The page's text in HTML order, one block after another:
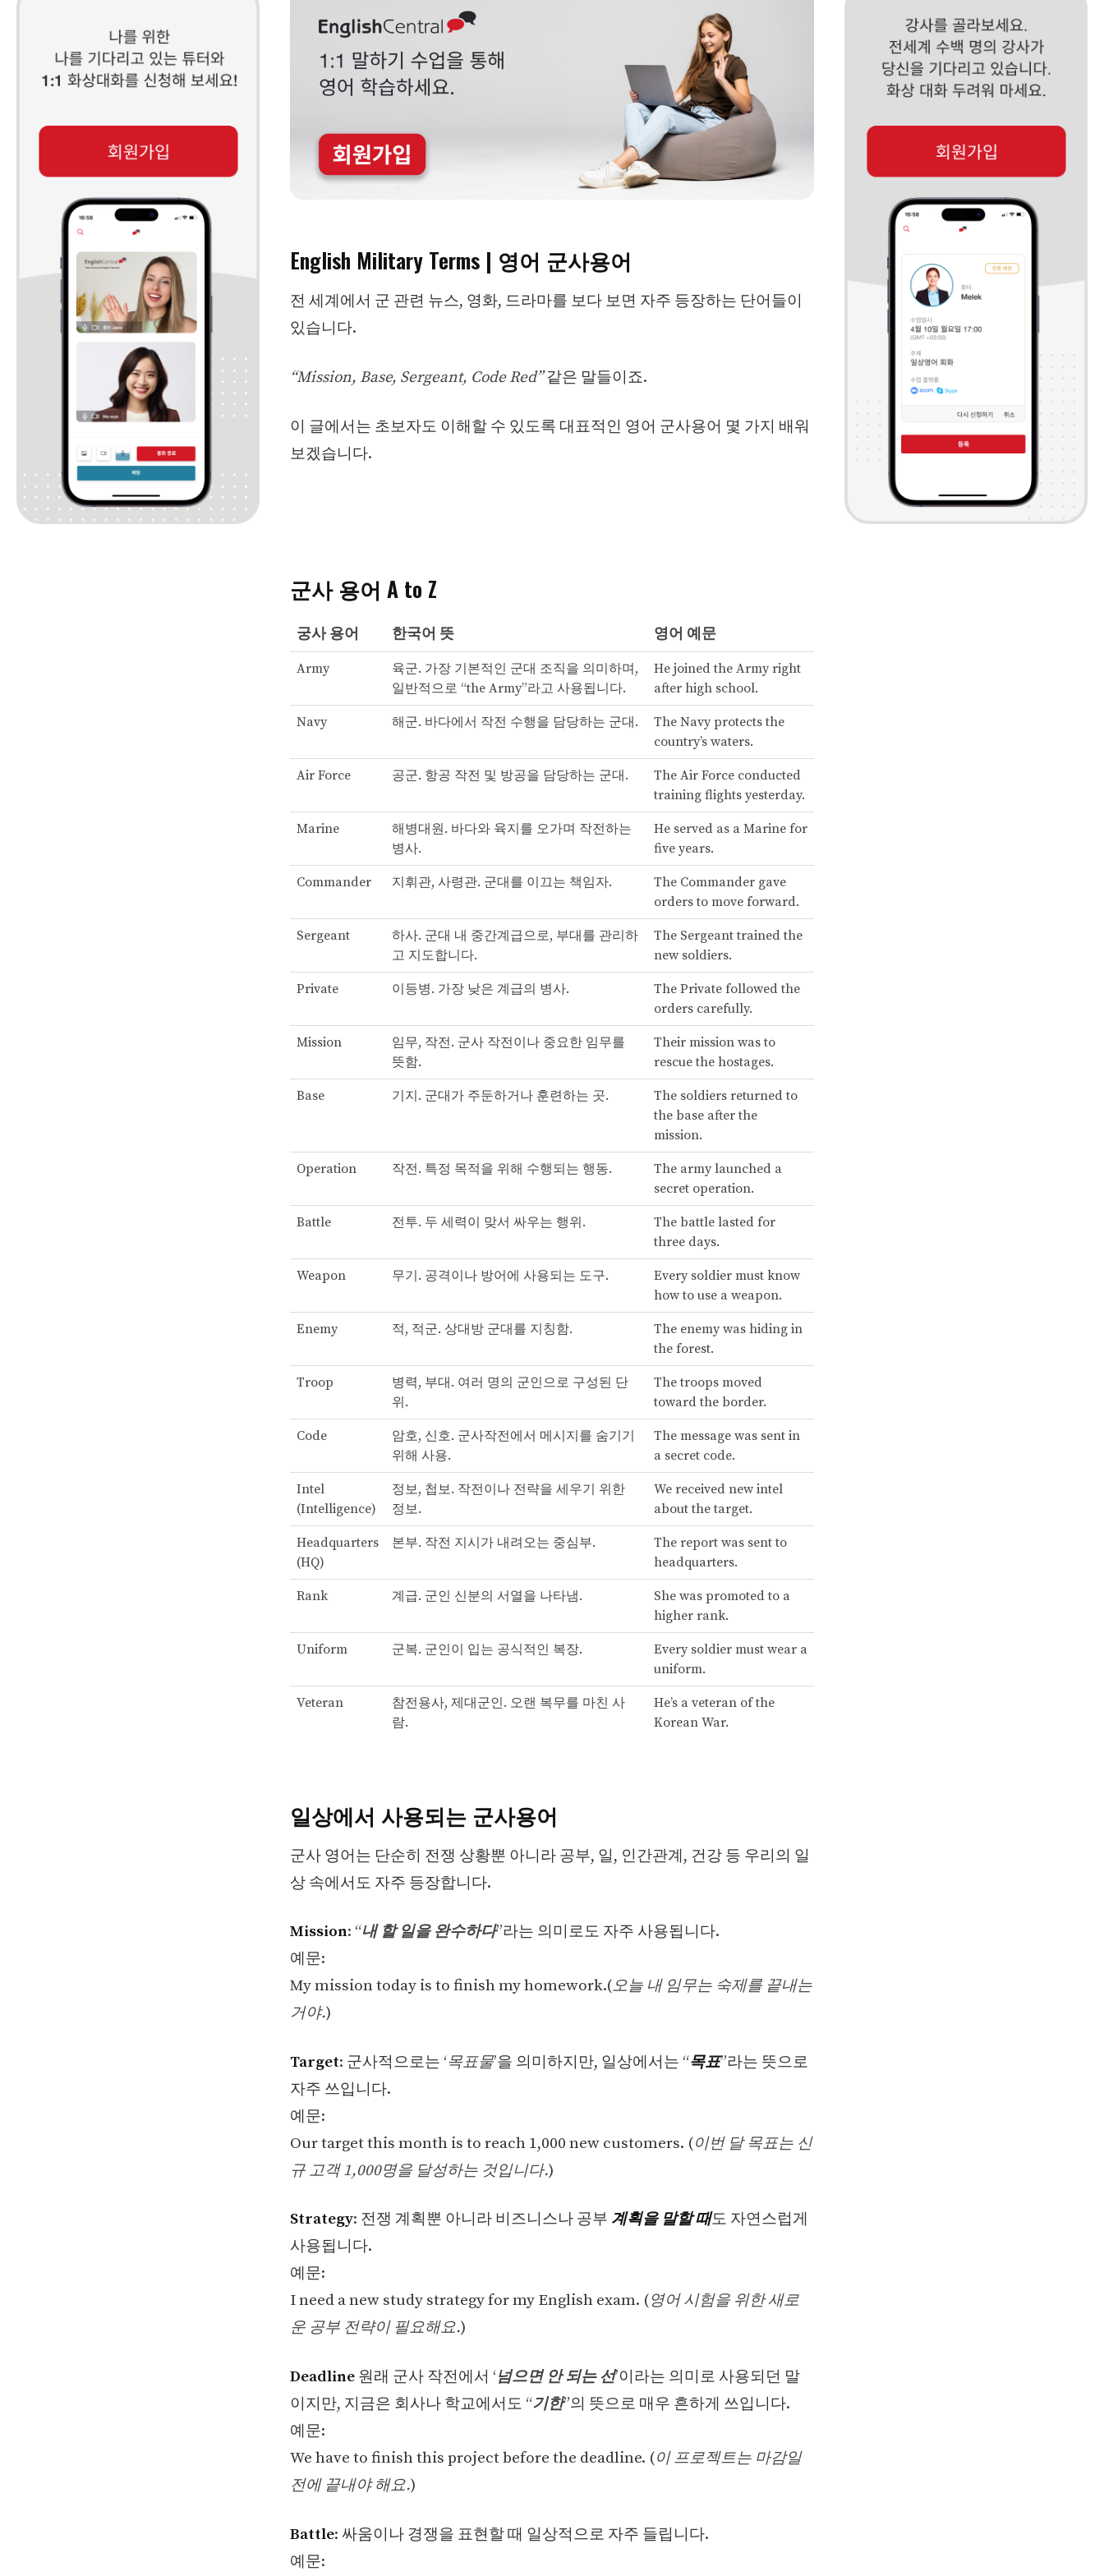
English Military Terms | 영어 군사용어
전 세계에서 군 관련 뉴스, 영화, 드라마를 보다 보면 자주 등장하는 단어들이
있습니다.
“Mission, Base, Sergeant, Code Red”같은 말들이죠.
이 글에서는 초보자도 이해할 수 있도록 대표적인 영어 군사용어 몇 가지 배워
보겠습니다.
군사 용어 A to Z
궁사 용어 한국어 뜻 영어 예문
Army
육군. 가장 기본적인 군대 조직을 의미하며,
일반적으로 “the Army”라고 사용됩니다.
He joined the Army right
after high school.
Navy 해군. 바다에서 작전 수행을 담당하는 군대.
The Navy protects the
country’s waters.
Air Force 공군. 항공 작전 및 방공을 담당하는 군대.
The Air Force conducted
training flights yesterday.
Marine
해병대원. 바다와 육지를 오가며 작전하는
병사.
He served as a Marine for
five years.
Commander 지휘관, 사령관. 군대를 이끄는 책임자.
The Commander gave
orders to move forward.
Sergeant
하사. 군대 내 중간계급으로, 부대를 관리하
고 지도합니다.
The Sergeant trained the
new soldiers.
Private 이등병. 가장 낮은 계급의 병사.
The Private followed the
orders carefully.
Mission
임무, 작전. 군사 작전이나 중요한 임무를
뜻함.
Their mission was to
rescue the hostages.
Base 기지. 군대가 주둔하거나 훈련하는 곳.
The soldiers returned to
the base after the
mission.
Operation 작전. 특정 목적을 위해 수행되는 행동.
The army launched a
secret operation.
Battle 전투. 두 세력이 맞서 싸우는 행위.
The battle lasted for
three days.
Weapon 무기. 공격이나 방어에 사용되는 도구.
Every soldier must know
how to use a weapon.
Enemy 적, 적군. 상대방 군대를 지칭함.
The enemy was hiding in
the forest.
Troop
병력, 부대. 여러 명의 군인으로 구성된 단
위.
The troops moved
toward the border.
Code
암호, 신호. 군사작전에서 메시지를 숨기기
위해 사용.
The message was sent in
a secret code.
Intel
(Intelligence)
정보, 첩보. 작전이나 전략을 세우기 위한
정보.
We received new intel
about the target.
Headquarters
(HQ)
본부. 작전 지시가 내려오는 중심부.
The report was sent to
headquarters.
Rank 계급. 군인 신분의 서열을 나타냄.
She was promoted to a
higher rank.
Uniform 군복. 군인이 입는 공식적인 복장.
Every soldier must wear a
uniform.
Veteran
참전용사, 제대군인. 오랜 복무를 마친 사
람.
He’s a veteran of the
Korean War.
일상에서 사용되는 군사용어
군사 영어는 단순히 전쟁 상황뿐 아니라 공부, 일, 인간관계, 건강 등 우리의 일
상 속에서도 자주 등장합니다.
Mission: “내 할 일을 완수하다”라는 의미로도 자주 사용됩니다.
예문:
My mission today is to finish my homework.(오늘 내 임무는 숙제를 끝내는
거야.)
Target: 군사적으로는 ‘목표물’을 의미하지만, 일상에서는 “목표”라는 뜻으로
자주 쓰입니다.
예문:
Our target this month is to reach 1,000 new customers. (이번 달 목표는 신
규 고객 1,000명을 달성하는 것입니다.)
Strategy: 전쟁 계획뿐 아니라 비즈니스나 공부 계획을 말할 때도 자연스럽게
사용됩니다.
예문:
I need a new study strategy for my English exam. (영어 시험을 위한 새로
운 공부 전략이 필요해요.)
Deadline원래 군사 작전에서 ‘넘으면 안 되는 선’이라는 의미로 사용되던 말
이지만, 지금은 회사나 학교에서도 “기한”의 뜻으로 매우 흔하게 쓰입니다.
예문:
We have to finish this project before the deadline. (이 프로젝트는 마감일
전에 끝내야 해요.)
Battle: 싸움이나 경쟁을 표현할 때 일상적으로 자주 들립니다.
예문: